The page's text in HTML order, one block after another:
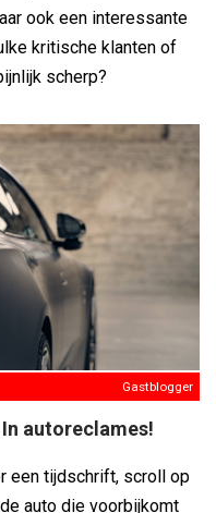
ook een interessante
kritische klanten of
scherp?
Gastblogger
autoreclames!
een tijdschrift, scroll op
auto die voorbijkomt